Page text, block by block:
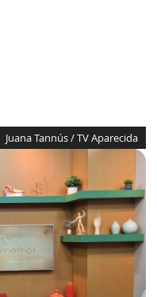
Juana Tannús / TV Aparecida